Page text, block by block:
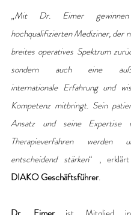
„Mit Dr. Eimer
hochqualifizierten Mediziner, der
breites operatives Spektrum
sondern auch eine
internationale Erfahrung und
Kompetenz mitbringt. Sein
Ansatz und seine Expertise
Therapieverfahren werden
entscheidend stärken“ , erklärt
DIAKO Geschäftsführer.